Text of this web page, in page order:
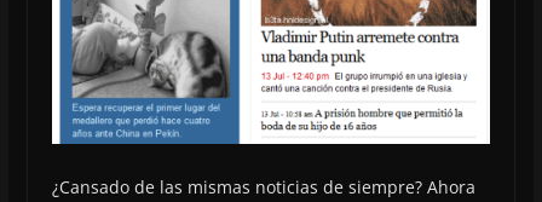
¿Cansado de las mismas noticias de siempre? Ahora